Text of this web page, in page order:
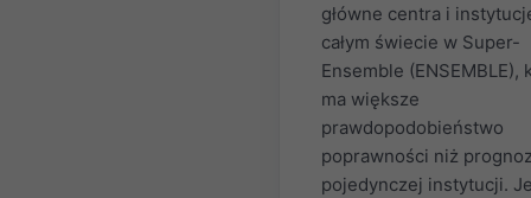
główne centra i
całym świecie w Super-
Ensemble (ENSEMBLE),
ma większe
prawdopodobieństwo
poprawności niż
pojedynczej instytucji.